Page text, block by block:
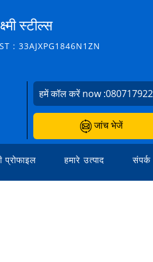
स्टील्स
: 33AJXPG1846N1ZN
हमें कॉल करें now :
जांच भेजें
प्रोफाइल हमारे उत्पाद